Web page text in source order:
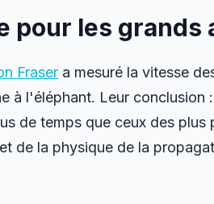
pour les grands
Fraser a mesuré la vitesse
à l'éléphant. Leur conclusion
de temps que ceux des
de la physique de la